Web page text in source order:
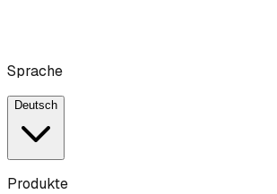
Sprache
Deutsch
Produkte